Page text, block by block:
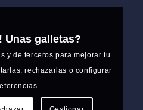
Unas galletas?
y de terceros para mejorar tu
rechazarlas o configurar